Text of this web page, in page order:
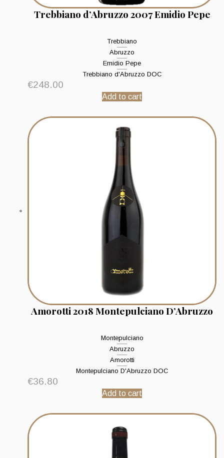
Trebbiano d’Abruzzo 2007 Emidio Pepe
Trebbiano
Abruzzo
Emidio Pepe
Trebbiano d'Abruzzo DOC
€248.00
Add to cart
Amorotti 2018 Montepulciano D’Abruzzo
Montepulciano
Abruzzo
Amorotti
Montepulciano D'Abruzzo DOC
€36.80
Add to cart